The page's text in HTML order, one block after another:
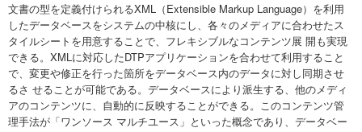
文書の型を定義付けられるXML（Extensible Markup Language）を利用
したデータベースをシステムの中核にし、各々のメディアに合わせたス
タイルシートを用意することで、フレキシブルなコンテンツ展 開も実現
できる。XMLに対応したDTPアプリケーションを合わせて利用すること
で、変更や修正を行った箇所をデータベース内のデータに対し同期させ
るさ せることが可能である。データベースにより派生する、他のメディ
アのコンテンツに、自動的に反映することができる。このコンテンツ管
理手法が「ワンソース マルチユース」といった概念であり、データベー